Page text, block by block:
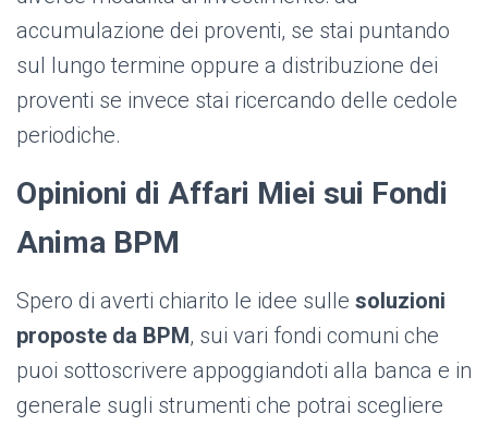
accumulazione dei proventi, se stai puntando
sul lungo termine oppure a distribuzione dei
proventi se invece stai ricercando delle cedole
periodiche.
Opinioni di Affari Miei sui Fondi
Anima BPM
Spero di averti chiarito le idee sulle soluzioni
proposte da BPM, sui vari fondi comuni che
puoi sottoscrivere appoggiandoti alla banca e in
generale sugli strumenti che potrai scegliere